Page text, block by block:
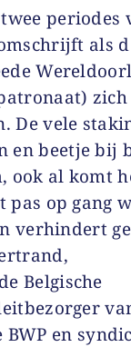
periodes
als
De vele
en beetje bij
ook al komt
pas op gang
verhindert
Belgische
BWP en